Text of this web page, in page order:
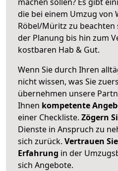
die bei einem Umzug von
Röbel/Müritz zu beachten
der Planung bis hin zum
kostbaren Hab & Gut.
Wenn Sie durch Ihren
nicht wissen, was Sie
übernehmen unsere
Ihnen kompetente
einer Checkliste. Zögern
Dienste in Anspruch zu
sich zurück. Vertrauen
Erfahrung in der
sich Angebote.